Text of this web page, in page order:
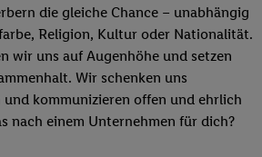
die gleiche Chance – unabhängig
Religion, Kultur oder Nationalität.
wir uns auf Augenhöhe und setzen
Wir schenken uns
und kommunizieren offen und ehrlich
nach einem Unternehmen für dich?